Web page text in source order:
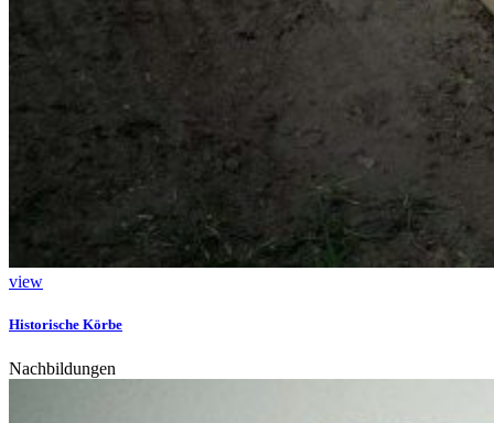
view
Historische Körbe
Nachbildungen